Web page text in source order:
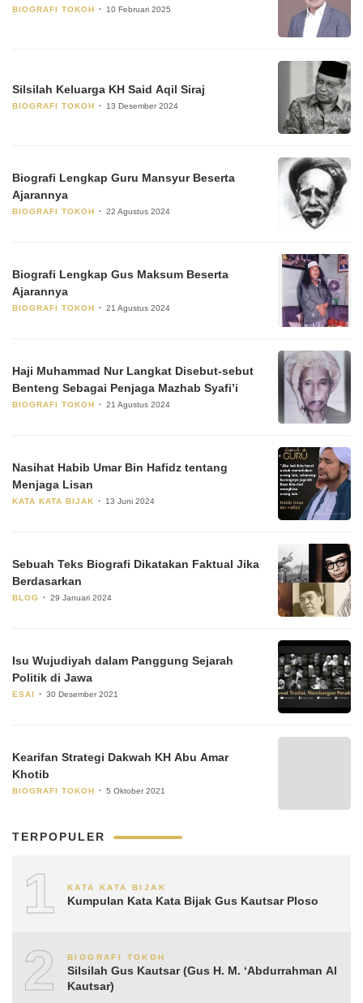
BIOGRAFI TOKOH 10 Februari 2025
Silsilah Keluarga KH Said Aqil Siraj
BIOGRAFI TOKOH 13 Desember 2024
Biografi Lengkap Guru Mansyur Beserta
Ajarannya
BIOGRAFI TOKOH 22 Agustus 2024
Biografi Lengkap Gus Maksum Beserta
Ajarannya
BIOGRAFI TOKOH 21 Agustus 2024
Haji Muhammad Nur Langkat Disebut-sebut
Benteng Sebagai Penjaga Mazhab Syafi’i
BIOGRAFI TOKOH 21 Agustus 2024
Nasihat Habib Umar Bin Hafidz tentang
Menjaga Lisan
KATA KATA BIJAK 13 Juni 2024
Sebuah Teks Biografi Dikatakan Faktual Jika
Berdasarkan
BLOG 29 Januari 2024
Isu Wujudiyah dalam Panggung Sejarah
Politik di Jawa
ESAI 30 Desember 2021
Kearifan Strategi Dakwah KH Abu Amar
Khotib
BIOGRAFI TOKOH 5 Oktober 2021
TERPOPULER
1 KATA KATA BIJAK
Kumpulan Kata Kata Bijak Gus Kautsar Ploso
2 BIOGRAFI TOKOH
Silsilah Gus Kautsar (Gus H. M. ‘Abdurrahman Al
Kautsar)